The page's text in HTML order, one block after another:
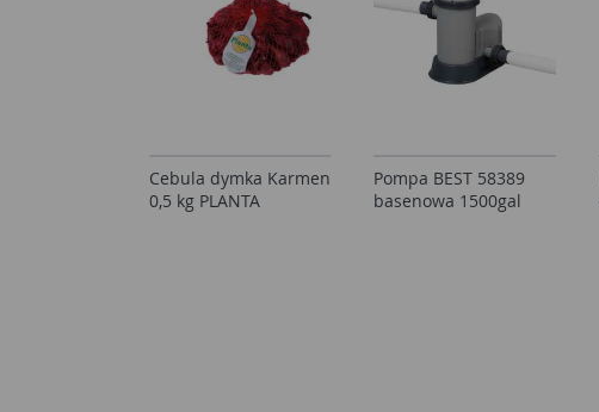
Cebula dymka Karmen
0,5 kg PLANTA
Pompa BEST 58389
basenowa 1500gal